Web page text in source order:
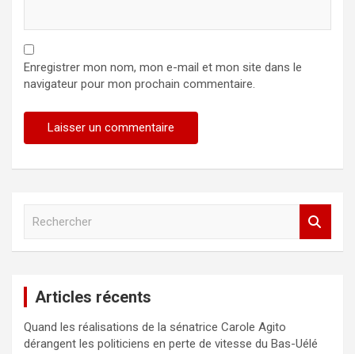
Enregistrer mon nom, mon e-mail et mon site dans le
navigateur pour mon prochain commentaire.
c
h
e
Articles récents
Quand les réalisations de la sénatrice Carole Agito
dérangent les politiciens en perte de vitesse du Bas-Uélé